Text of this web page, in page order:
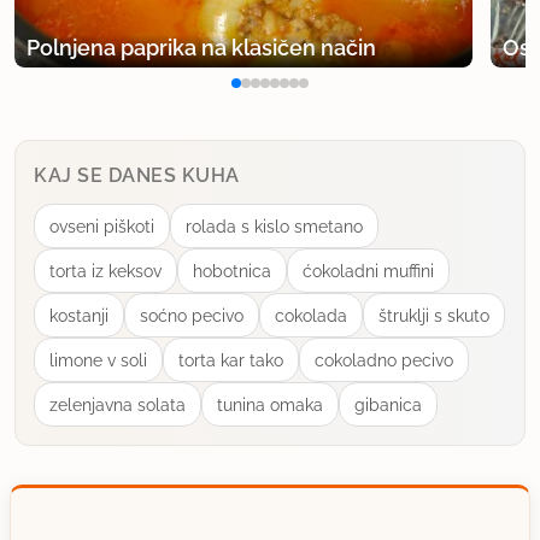
Polnjena paprika na klasičen način
KAJ SE DANES KUHA
ovseni piškoti rolada s kislo smetano
torta iz keksov hobotnica ćokoladni muffini
kostanji soćno pecivo cokolada štruklji s skuto
limone v soli torta kar tako cokoladno pecivo
zelenjavna solata tunina omaka gibanica